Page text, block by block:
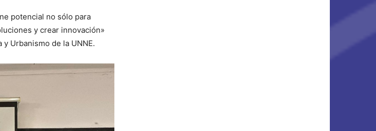
potencial no sólo para
y crear innovación»
Urbanismo de la UNNE.